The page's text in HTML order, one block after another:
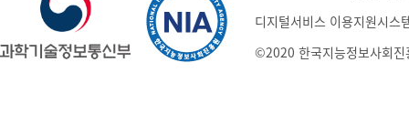
디지털서비스 이용지원시스
©2020 한국지능정보사회진